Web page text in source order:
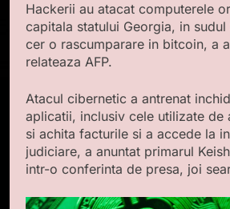
Hackerii au atacat computerele
capitala statului Georgia, in
cer o rascumparare in bitcoin, a
relateaza AFP.
Atacul cibernetic a antrenat
aplicatii, inclusiv cele utilizate de
si achita facturile si a accede la
judiciare, a anuntat primarul
intr-o conferinta de presa, joi